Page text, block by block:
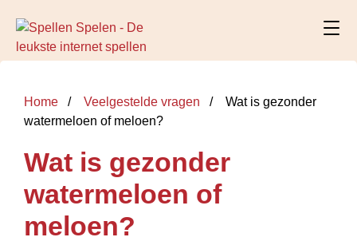
Home Veelgestelde vragen
Wat is gezonder
watermeloen of meloen?
Wat is gezonder
watermeloen of
meloen?